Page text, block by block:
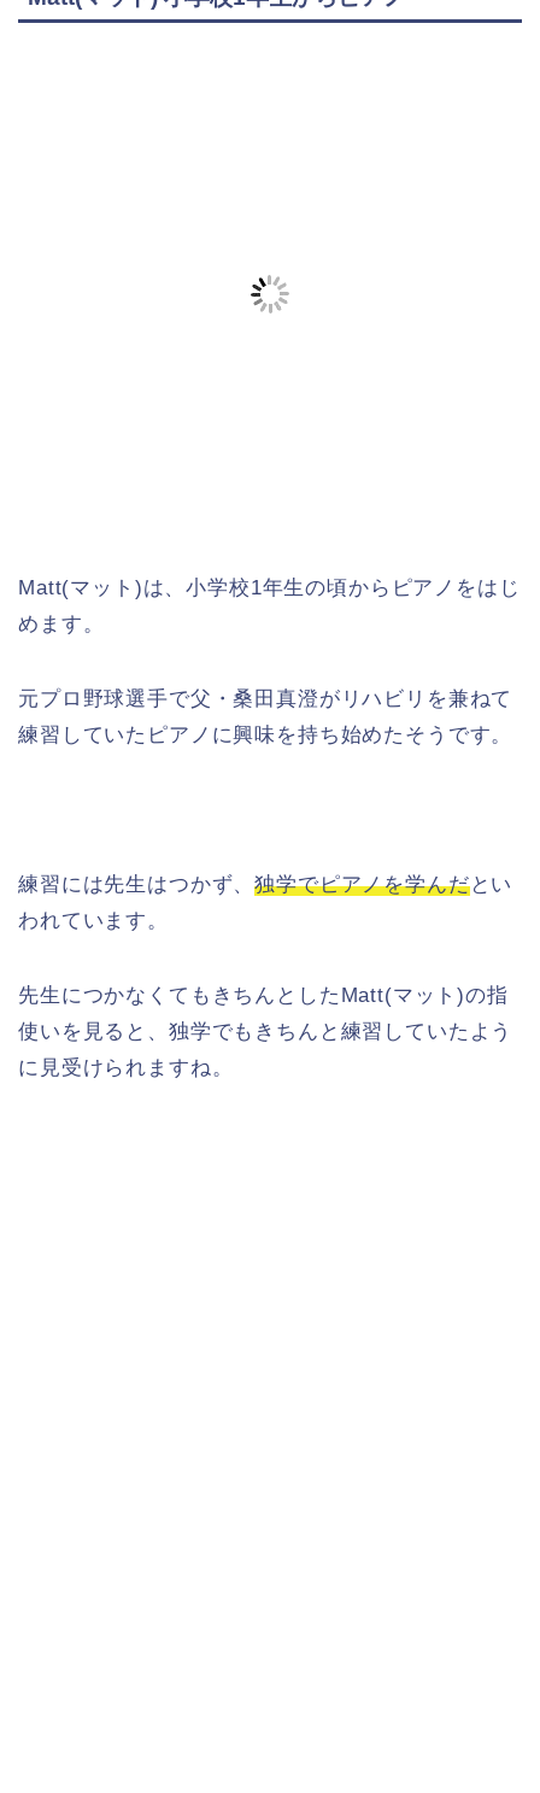
Matt(マット)は、小学校1年生の頃からピアノをはじ
めます。
元プロ野球選手で父・桑田真澄がリハビリを兼ねて
練習していたピアノに興味を持ち始めたそうです。
練習には先生はつかず、独学でピアノを学んだとい
われています。
先生につかなくてもきちんとしたMatt(マット)の指
使いを見ると、独学でもきちんと練習していたよう
に見受けられますね。